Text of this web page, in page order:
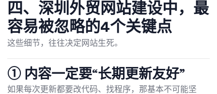
四、深圳外贸网站建设中，最
容易被忽略的4个关键点
这些细节，往往决定网站生死。
① 内容一定要“长期更新友好”
如果每次更新都要改代码、找程序，那基本不可能坚